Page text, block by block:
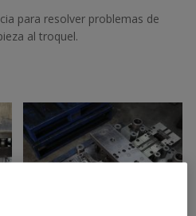
para resolver problemas de
al troquel.